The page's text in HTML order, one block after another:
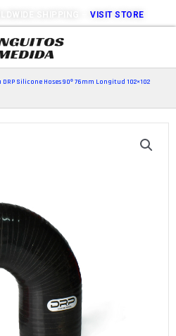
SHIPPING –VISIT STORE
Silicone Hoses 90º 76mm Longitud 102×102